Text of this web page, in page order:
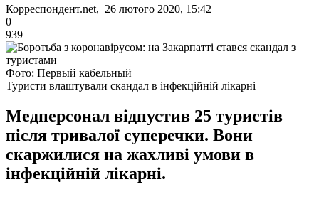
Корреспондент.net, 26 лютого 2020, 15:42
0
939
Фото: Первый кабельный
Туристи влаштували скандал в інфекційній лікарні
Медперсонал відпустив 25 туристів
після тривалої суперечки. Вони
скаржилися на жахливі умови в
інфекційній лікарні.